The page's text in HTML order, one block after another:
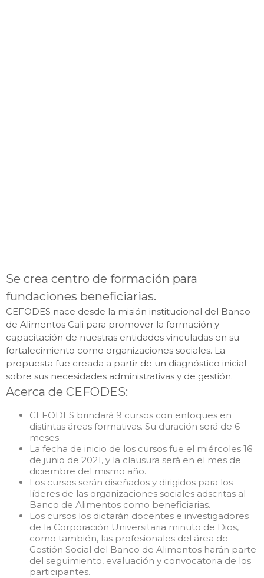
Se crea centro de formación para
fundaciones beneficiarias.
CEFODES nace desde la misión institucional del Banco
de Alimentos Cali para promover la formación y
capacitación de nuestras entidades vinculadas en su
fortalecimiento como organizaciones sociales. La
propuesta fue creada a partir de un diagnóstico inicial
sobre sus necesidades administrativas y de gestión.
Acerca de CEFODES:
CEFODES brindará 9 cursos con enfoques en
distintas áreas formativas. Su duración será de 6
meses.
La fecha de inicio de los cursos fue el miércoles 16
de junio de 2021, y la clausura será en el mes de
diciembre del mismo año.
Los cursos serán diseñados y dirigidos para los
líderes de las organizaciones sociales adscritas al
Banco de Alimentos como beneficiarias.
Los cursos los dictarán docentes e investigadores
de la Corporación Universitaria minuto de Dios,
como también, las profesionales del área de
Gestión Social del Banco de Alimentos harán parte
del seguimiento, evaluación y convocatoria de los
participantes.